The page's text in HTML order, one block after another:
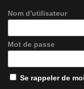
Nom d'utilisateur
Mot de passe
Se rappeler de